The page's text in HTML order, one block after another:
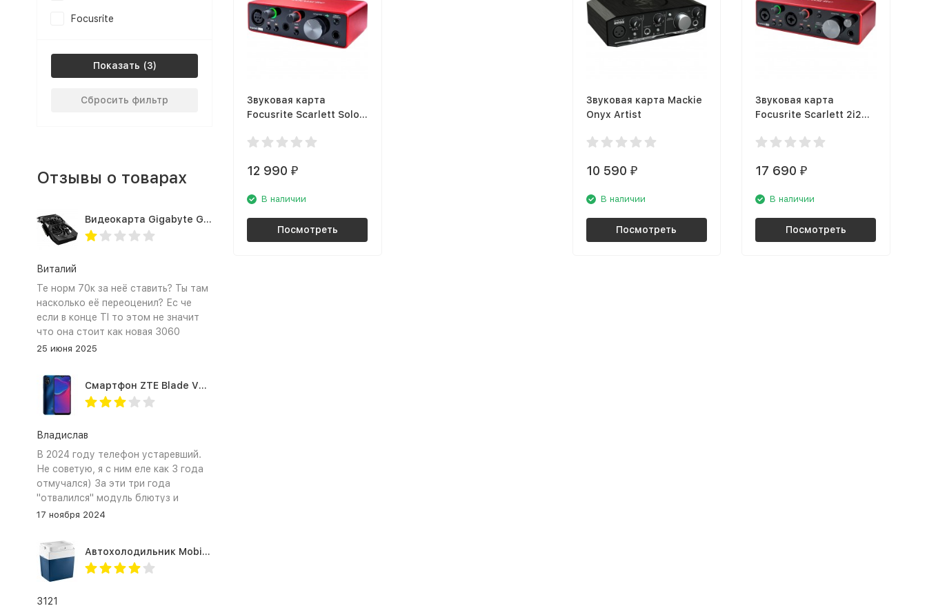
Звуковая карта
Focusrite Scarlett Solo
12 990 ₽
В наличии
Посмотреть
Звуковая карта Mackie
Onyx Artist
10 590 ₽
В наличии
Посмотреть
Звуковая карта
Focusrite Scarlett 2i2
17 690₽
В наличии
Посмотреть
Focusrite
Показать
Сбросить фильтр
Отзывы о товарах
Видеокарта Gigabyte GTX1660TI 6GB (GV-N166TOC-6GD 1.0A)
Виталий
Те норм 70к за неё ставить? Ты там
насколько её переоценил? Ес че
если в конце TI то этом не значит
что она стоит как новая 3060
25 июня 2025
Смартфон ZTE Blade V2020 Smart 64 Гб синий
Владислав
В 2024 году телефон устаревший.
Не советую, я с ним еле как 3 года
отмучался) За эти три года
"отвалился" модуль блютуз и
сканер отпечатка пальца
17 ноября 2024
Автохолодильник Mobicool MV26 AC/DC
3121